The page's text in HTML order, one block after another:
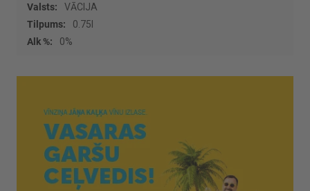
Vairāk
informācijas
VĀCIJA
0.75l
0%